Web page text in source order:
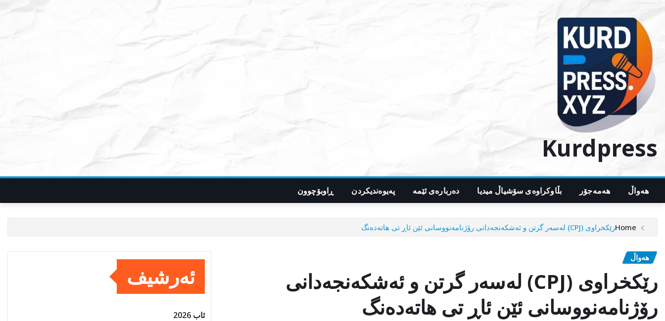
content
Kurdpress
هەواڵ هەمەجۆر بڵاوکراوەی سۆشیاڵ میدیا دەربارەی ئێمە پەیوەندیکردن ڕاوبۆچوون
Homeرێکخراوی (CPJ) لەسەر گرتن و ئەشکەنجەدانی رۆژنامەنووسانی ئێن ئاڕ تی هاتەدەنگ
هەواڵ
رێکخراوی (CPJ) لەسەر گرتن و ئەشکەنجەدانی
رۆژنامەنووسانی ئێن ئاڕ تی هاتەدەنگ
ئەرشیف
ئاب 2026